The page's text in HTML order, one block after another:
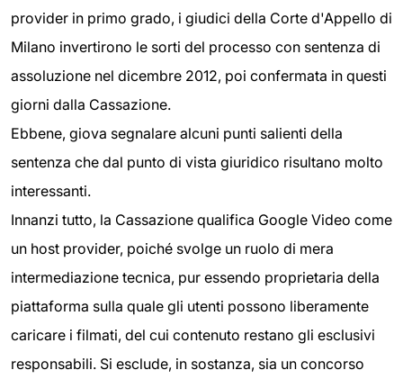
provider in primo grado, i giudici della Corte d'Appello di
Milano invertirono le sorti del processo con sentenza di
assoluzione nel dicembre 2012, poi confermata in questi
giorni dalla Cassazione.
Ebbene, giova segnalare alcuni punti salienti della
sentenza che dal punto di vista giuridico risultano molto
interessanti.
Innanzi tutto, la Cassazione qualifica Google Video come
un host provider, poiché svolge un ruolo di mera
intermediazione tecnica, pur essendo proprietaria della
piattaforma sulla quale gli utenti possono liberamente
caricare i filmati, del cui contenuto restano gli esclusivi
responsabili. Si esclude, in sostanza, sia un concorso